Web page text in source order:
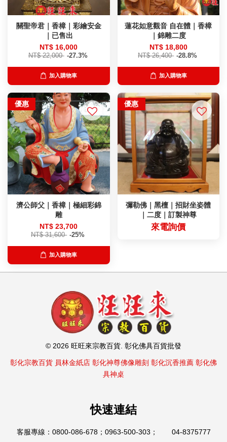
關聖帝君｜香樟｜彩繪安金
｜已售出
NT$ 16,000
NT$ 22,000 -27.3%
加入購物車
蓮花如意觀音 自在體｜香樟
｜錦雕二度
NT$ 18,800
NT$ 26,400 -28.8%
加入購物車
優惠
濟公師父｜香樟｜極細彩錦
雕
NT$ 23,700
NT$ 31,600 -25%
加入購物車
優惠
彌勒佛｜黑檀｜招財坐姿體
｜二度｜訂製神尊
來電詢價
© 2026 旺旺來宗教百貨. 彰化佛具百貨批發
彰化宗教百貨 員林金紙店 彰化神尊佛像雕刻 彰化沉香推薦 彰化佛
具神桌
快速連結
客服專線：0800-086-678；0963-500-303； 04-8375777